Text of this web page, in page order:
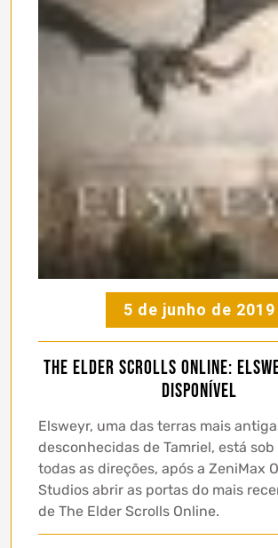
5 de junho de 2019
The Elder Scrolls Online:
disponível
Elsweyr, uma das terras mais
desconhecidas de Tamriel, está
todas as direções, após a ZeniMax
Studios abrir as portas do mais
de The Elder Scrolls Online.